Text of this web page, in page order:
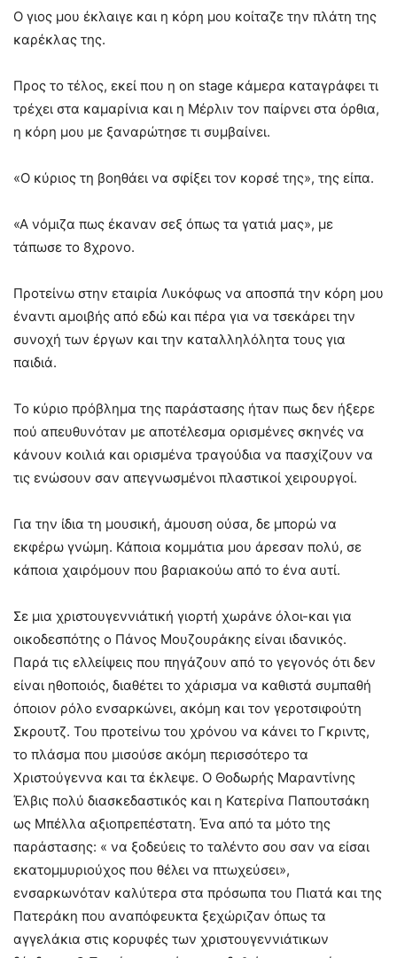
Ο γιος μου έκλαιγε και η κόρη μου κοίταζε την πλάτη της
καρέκλας της.
Προς το τέλος, εκεί που η on stage κάμερα καταγράφει τι
τρέχει στα καμαρίνια και η Μέρλιν τον παίρνει στα όρθια,
η κόρη μου με ξαναρώτησε τι συμβαίνει.
«Ο κύριος τη βοηθάει να σφίξει τον κορσέ της», της είπα.
«Α νόμιζα πως έκαναν σεξ όπως τα γατιά μας», με
τάπωσε το 8χρονο.
Προτείνω στην εταιρία Λυκόφως να αποσπά την κόρη μου
έναντι αμοιβής από εδώ και πέρα για να τσεκάρει την
συνοχή των έργων και την καταλληλόλητα τους για
παιδιά.
Το κύριο πρόβλημα της παράστασης ήταν πως δεν ήξερε
πού απευθυνόταν με αποτέλεσμα ορισμένες σκηνές να
κάνουν κοιλιά και ορισμένα τραγούδια να πασχίζουν να
τις ενώσουν σαν απεγνωσμένοι πλαστικοί χειρουργοί.
Για την ίδια τη μουσική, άμουση ούσα, δε μπορώ να
εκφέρω γνώμη. Κάποια κομμάτια μου άρεσαν πολύ, σε
κάποια χαιρόμουν που βαριακούω από το ένα αυτί.
Σε μια χριστουγεννιάτική γιορτή χωράνε όλοι-και για
οικοδεσπότης ο Πάνος Μουζουράκης είναι ιδανικός.
Παρά τις ελλείψεις που πηγάζουν από το γεγονός ότι δεν
είναι ηθοποιός, διαθέτει το χάρισμα να καθιστά συμπαθή
όποιον ρόλο ενσαρκώνει, ακόμη και τον γεροτσιφούτη
Σκρουτζ. Του προτείνω του χρόνου να κάνει το Γκριντς,
το πλάσμα που μισούσε ακόμη περισσότερο τα
Χριστούγεννα και τα έκλεψε. Ο Θοδωρής Μαραντίνης
Έλβις πολύ διασκεδαστικός και η Κατερίνα Παπουτσάκη
ως Μπέλλα αξιοπρεπέστατη. Ένα από τα μότο της
παράστασης: « να ξοδεύεις το ταλέντο σου σαν να είσαι
εκατομμυριούχος που θέλει να πτωχεύσει»,
ενσαρκωνόταν καλύτερα στα πρόσωπα του Πιατά και της
Πατεράκη που αναπόφευκτα ξεχώριζαν όπως τα
αγγελάκια στις κορυφές των χριστουγεννιάτικων